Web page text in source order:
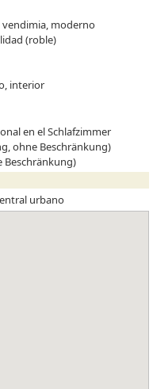
vendimia, moderno
(roble)
interior
en el Schlafzimmer
ohne Beschränkung)
Beschränkung)
urbano